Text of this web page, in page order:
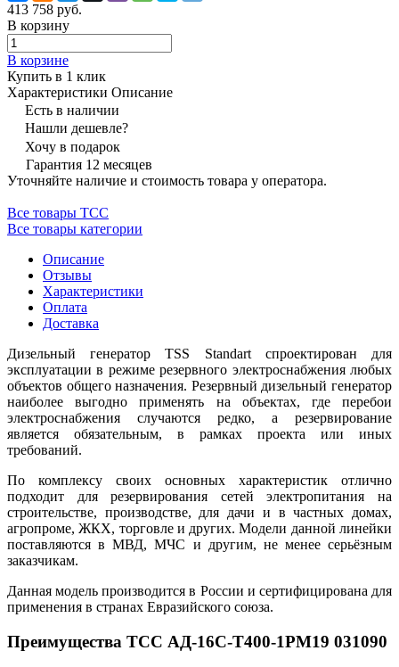
413 758 руб.
В корзину
В корзине
Купить в 1 клик
Характеристики Описание
Есть в наличии
Нашли дешевле?
Хочу в подарок
Гарантия 12 месяцев
Уточняйте наличие и стоимость товара у оператора.
Все товары ТСС
Все товары категории
Описание
Отзывы
Характеристики
Оплата
Доставка
Дизельный генератор TSS Standart спроектирован для
эксплуатации в режиме резервного электроснабжения любых
объектов общего назначения. Резервный дизельный генератор
наиболее выгодно применять на объектах, где перебои
электроснабжения случаются редко, а резервирование
является обязательным, в рамках проекта или иных
требований.
По комплексу своих основных характеристик отлично
подходит для резервирования сетей электропитания на
строительстве, производстве, для дачи и в частных домах,
агропроме, ЖКХ, торговле и других. Модели данной линейки
поставляются в МВД, МЧС и другим, не менее серьёзным
заказчикам.
Данная модель производится в России и сертифицирована для
применения в странах Евразийского союза.
Преимущества ТСС АД-16С-Т400-1РМ19 031090